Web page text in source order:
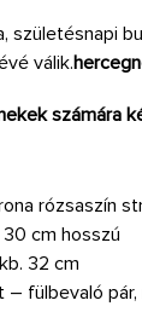
születésnapi
válik.
számára
rózsaszín
cm hosszú
32 cm
fülbevaló pár,